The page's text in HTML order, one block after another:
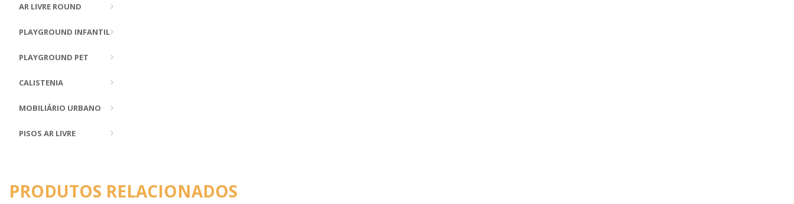
AR LIVRE ROUND
PLAYGROUND INFANTIL
PLAYGROUND PET
CALISTENIA
MOBILIÁRIO URBANO
PISOS AR LIVRE
PRODUTOS RELACIONADOS